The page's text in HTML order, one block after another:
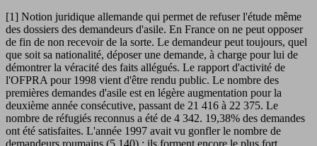
[1] Notion juridique allemande qui permet de refuser l'étude même
des dossiers des demandeurs d'asile. En France on ne peut opposer
de fin de non recevoir de la sorte. Le demandeur peut toujours, quel
que soit sa nationalité, déposer une demande, à charge pour lui de
démontrer la véracité des faits allégués. Le rapport d'activité de
l'OFPRA pour 1998 vient d'être rendu public. Le nombre des
premières demandes d'asile est en légère augmentation pour la
deuxième année consécutive, passant de 21 416 à 22 375. Le
nombre de réfugiés reconnus a été de 4 342. 19,38% des demandes
ont été satisfaites. L'année 1997 avait vu gonfler le nombre de